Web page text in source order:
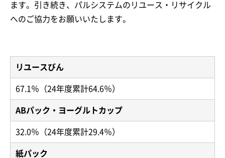
ます。引き続き、パルシステムのリユース・リサイクル
へのご協力をお願いいたします。
リユースびん
67.1％（24年度累計64.6％）
ABパック・ヨーグルトカップ
32.0％（24年度累計29.4％）
紙パック